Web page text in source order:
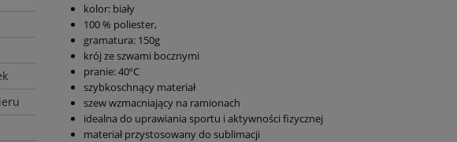
kolor: biały
100 % poliester,
gramatura: 150g
krój ze szwami bocznymi
pranie: 40ºC
szybkoschnący materiał
szew wzmacniający na ramionach
idealna do uprawiania sportu i aktywności fizycznej
materiał przystosowany do sublimacji